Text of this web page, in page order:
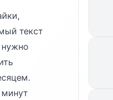
текст
нужно
минут